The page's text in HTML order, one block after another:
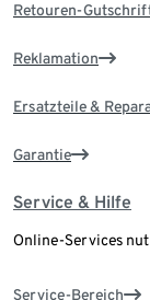
Retouren-
Reklamation
Ersatzteile &
Garantie
Service & Hilfe
Online-Services
Service-Bereich